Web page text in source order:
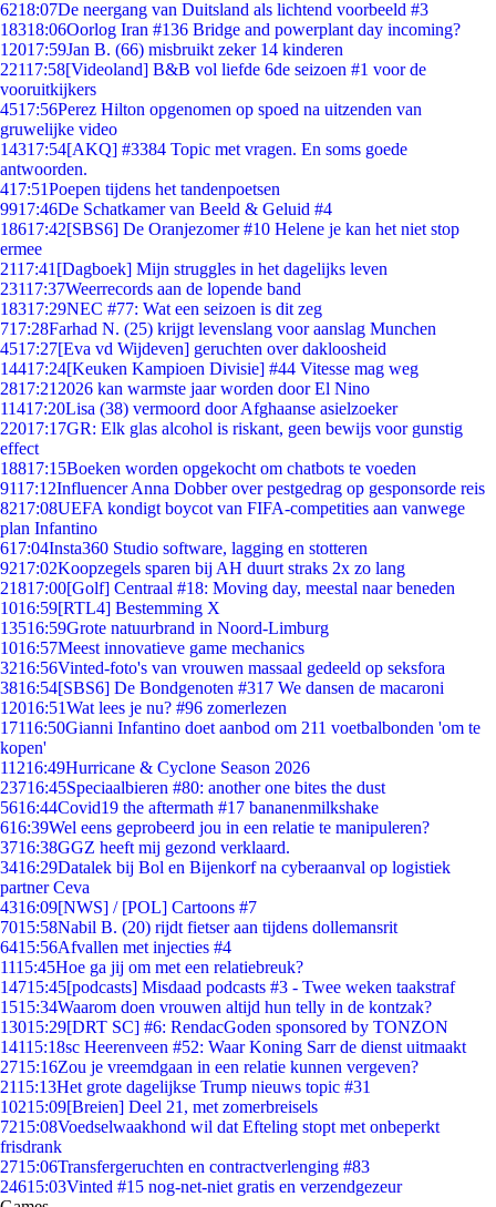
6218:07De neergang van Duitsland als lichtend voorbeeld #3
18318:06Oorlog Iran #136 Bridge and powerplant day incoming?
12017:59Jan B. (66) misbruikt zeker 14 kinderen
22117:58[Videoland] B&B vol liefde 6de seizoen #1 voor de
vooruitkijkers
4517:56Perez Hilton opgenomen op spoed na uitzenden van
gruwelijke video
14317:54[AKQ] #3384 Topic met vragen. En soms goede
antwoorden.
417:51Poepen tijdens het tandenpoetsen
9917:46De Schatkamer van Beeld & Geluid #4
18617:42[SBS6] De Oranjezomer #10 Helene je kan het niet stop
ermee
2117:41 [Dagboek] Mijn struggles in het dagelijks leven
23117:37Weerrecords aan de lopende band
18317:29NEC #77: Wat een seizoen is dit zeg
717:28Farhad N. (25) krijgt levenslang voor aanslag Munchen
4517:27[Eva vd Wijdeven] geruchten over dakloosheid
14417:24[Keuken Kampioen Divisie] #44 Vitesse mag weg
2817:21 2026 kan warmste jaar worden door El Nino
11417:20Lisa (38) vermoord door Afghaanse asielzoeker
22017:17GR: Elk glas alcohol is riskant, geen bewijs voor gunstig
effect
18817:15Boeken worden opgekocht om chatbots te voeden
9117:12Influencer Anna Dobber over pestgedrag op gesponsorde reis
8217:08UEFA kondigt boycot van FIFA-competities aan vanwege
plan Infantino
617:04Insta360 Studio software, lagging en stotteren
9217:02Koopzegels sparen bij AH duurt straks 2x zo lang
21817:00[Golf] Centraal #18: Moving day, meestal naar beneden
1016:59[RTL4] Bestemming X
13516:59Grote natuurbrand in Noord-Limburg
1016:57Meest innovatieve game mechanics
3216:56Vinted-foto's van vrouwen massaal gedeeld op seksfora
3816:54[SBS6] De Bondgenoten #317 We dansen de macaroni
12016:51Wat lees je nu? #96 zomerlezen
17116:50Gianni Infantino doet aanbod om 211 voetbalbonden 'om te
kopen'
11216:49Hurricane & Cyclone Season 2026
23716:45Speciaalbieren #80: another one bites the dust
5616:44Covid19 the aftermath #17 bananenmilkshake
616:39Wel eens geprobeerd jou in een relatie te manipuleren?
3716:38GGZ heeft mij gezond verklaard.
3416:29Datalek bij Bol en Bijenkorf na cyberaanval op logistiek
partner Ceva
4316:09[NWS] / [POL] Cartoons #7
7015:58Nabil B. (20) rijdt fietser aan tijdens dollemansrit
6415:56Afvallen met injecties #4
1115:45Hoe ga jij om met een relatiebreuk?
14715:45[podcasts] Misdaad podcasts #3 - Twee weken taakstraf
1515:34Waarom doen vrouwen altijd hun telly in de kontzak?
13015:29[DRT SC] #6: RendacGoden sponsored by TONZON
14115:18sc Heerenveen #52: Waar Koning Sarr de dienst uitmaakt
2715:16Zou je vreemdgaan in een relatie kunnen vergeven?
2115:13Het grote dagelijkse Trump nieuws topic #31
10215:09[Breien] Deel 21, met zomerbreisels
7215:08Voedselwaakhond wil dat Efteling stopt met onbeperkt
frisdrank
2715:06Transfergeruchten en contractverlenging #83
24615:03Vinted #15 nog-net-niet gratis en verzendgezeur